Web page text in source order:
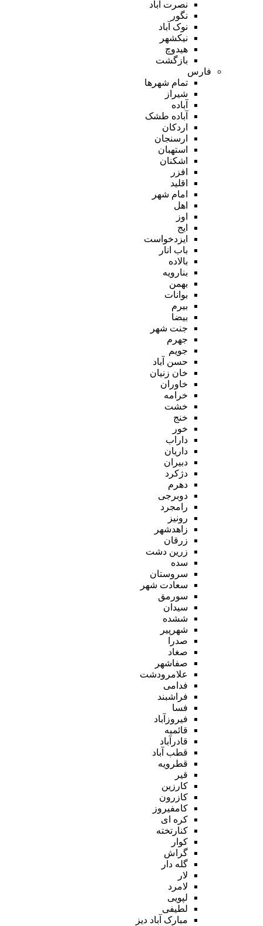
نصرت آباد
نگور
نوک آباد
نیکشهر
هیدوچ
بازگشت
فارس
تمام شهر‌ها
شیراز
آباده
آباده طشک
اردکان
ارسنجان
استهبان
اشکنان
افزر
اقلید
امام شهر
اهل
اوز
ایج
ایزدخواست
باب انار
بالاده
بنارویه
بهمن
بوانات
بیرم
بیضا
جنت شهر
جهرم
جویم
حسن آباد
خان زنیان
خاوران
خرامه
خشت
خنج
خور
داراب
داریان
دبیران
دژکرد
دهرم
دوبرجی
رامجرد
رونیز
زاهدشهر
زرقان
زرین دشت
سده
سروستان
سعادت شهر
سورمق
سیدان
ششده
شهرپیر
صدرا
صغاد
صفاشهر
علامرودشت
فدامی
فراشبند
فسا
فیروزآباد
قائمیه
قادرآباد
قطب آباد
قطرویه
قیر
کارزین
کازرون
کامفیروز
کره ای
کنارتخته
کوار
گراش
گله دار
لار
لامرد
لپویی
لطیفی
مبارک آباد دیز